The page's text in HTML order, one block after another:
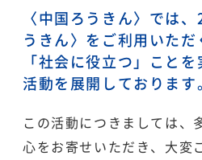
〈中国ろうきん〉では
うきん〉をご利用いただ
「社会に役立つ」こと
活動を展開しております。
この活動につきましては、
心をお寄せいただき、大変